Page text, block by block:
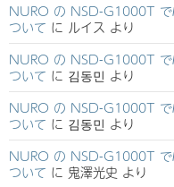
NURO の NSD-G1000T で
ついて に ルイス より
NURO の NSD-G1000T で
ついて に 김동민 より
NURO の NSD-G1000T で
ついて に 김동민 より
NURO の NSD-G1000T で
ついて に 鬼澤光史 より